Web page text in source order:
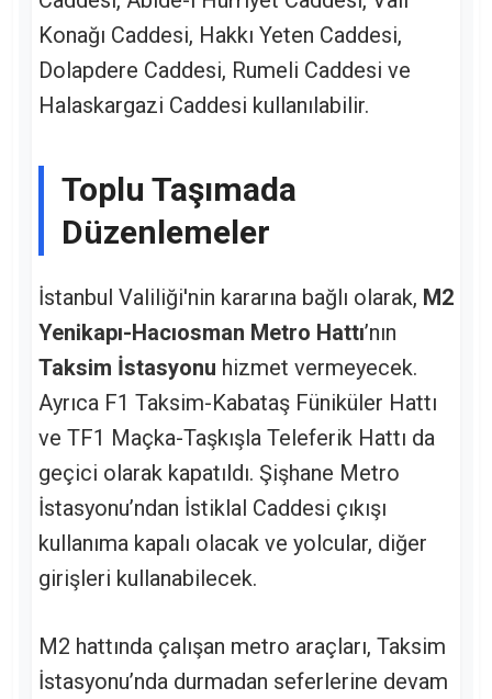
Konağı Caddesi, Hakkı Yeten Caddesi,
Dolapdere Caddesi, Rumeli Caddesi ve
Halaskargazi Caddesi kullanılabilir.
Toplu Taşımada
Düzenlemeler
İstanbul Valiliği'nin kararına bağlı olarak, M2
Yenikapı-Hacıosman Metro Hattı’nın
Taksim İstasyonu hizmet vermeyecek.
Ayrıca F1 Taksim-Kabataş Füniküler Hattı
ve TF1 Maçka-Taşkışla Teleferik Hattı da
geçici olarak kapatıldı. Şişhane Metro
İstasyonu’ndan İstiklal Caddesi çıkışı
kullanıma kapalı olacak ve yolcular, diğer
girişleri kullanabilecek.
M2 hattında çalışan metro araçları, Taksim
İstasyonu’nda durmadan seferlerine devam